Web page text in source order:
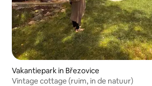
Vakantiepark in Březovice
Vintage cottage (ruim, in de natuur)